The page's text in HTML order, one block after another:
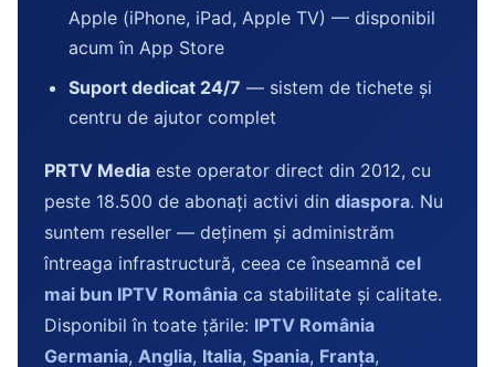
Apple (iPhone, iPad, Apple TV) — disponibil
acum în App Store
Suport dedicat 24/7 — sistem de tichete și
centru de ajutor complet
PRTV Media este operator direct din 2012, cu
peste 18.500 de abonați activi din diaspora. Nu
suntem reseller — deținem și administrăm
întreaga infrastructură, ceea ce înseamnă cel
mai bun IPTV România ca stabilitate și calitate.
Disponibil în toate țările: IPTV România
Germania, Anglia, Italia, Spania, Franța,